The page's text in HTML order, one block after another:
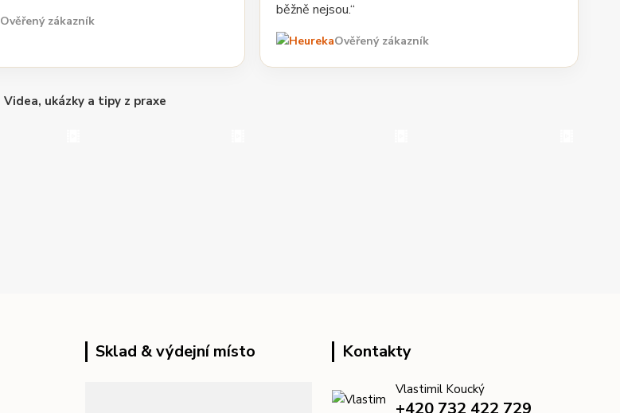
Ověřený zákazník
běžně nejsou.“
Ověřený zákazník
Videa, ukázky a tipy z praxe
Sklad & výdejní místo Kontakty
Vlastimil Koucký
+420 732 422 729